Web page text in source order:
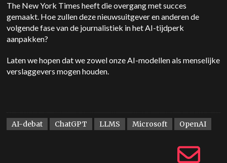
The New York Times heeft die overgang met succes
gemaakt. Hoe zullen deze nieuwsuitgever en anderen de
volgende fase van de journalistiek in het AI-tijdperk
aanpakken?
Laten we hopen dat we zowel onze AI-modellen als menselijke
verslaggevers mogen houden.
AI-debat ChatGPT LLMS Microsoft OpenAI